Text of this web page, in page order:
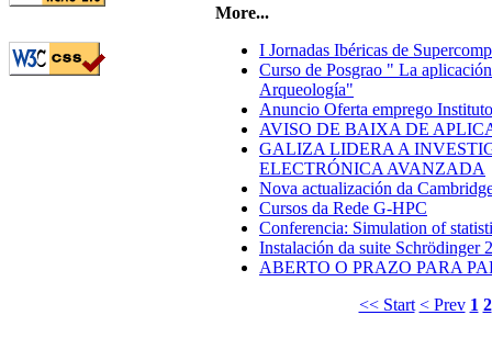
More...
I Jornadas Ibéricas de
Curso de Posgrao " La
Arqueología"
Anuncio Oferta emprego
AVISO DE BAIXA DE
GALIZA LIDERA A
ELECTRÓNICA AVANZADA
Nova actualización da
Cursos da Rede G-HPC
Conferencia: Simulation of
Instalación da suite Schrödinger
ABERTO O PRAZO PARA
<< Start < Prev 1 2